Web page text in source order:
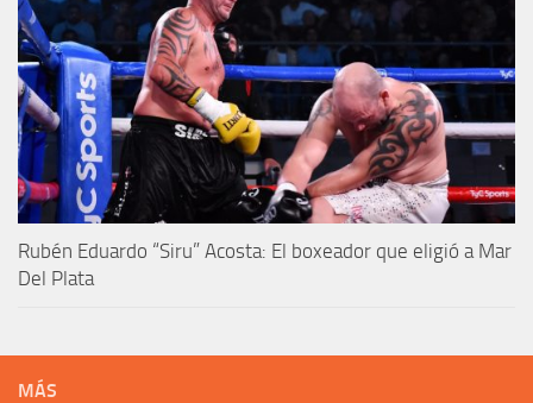
Rubén Eduardo “Siru” Acosta: El boxeador que eligió a Mar
Del Plata
MÁS